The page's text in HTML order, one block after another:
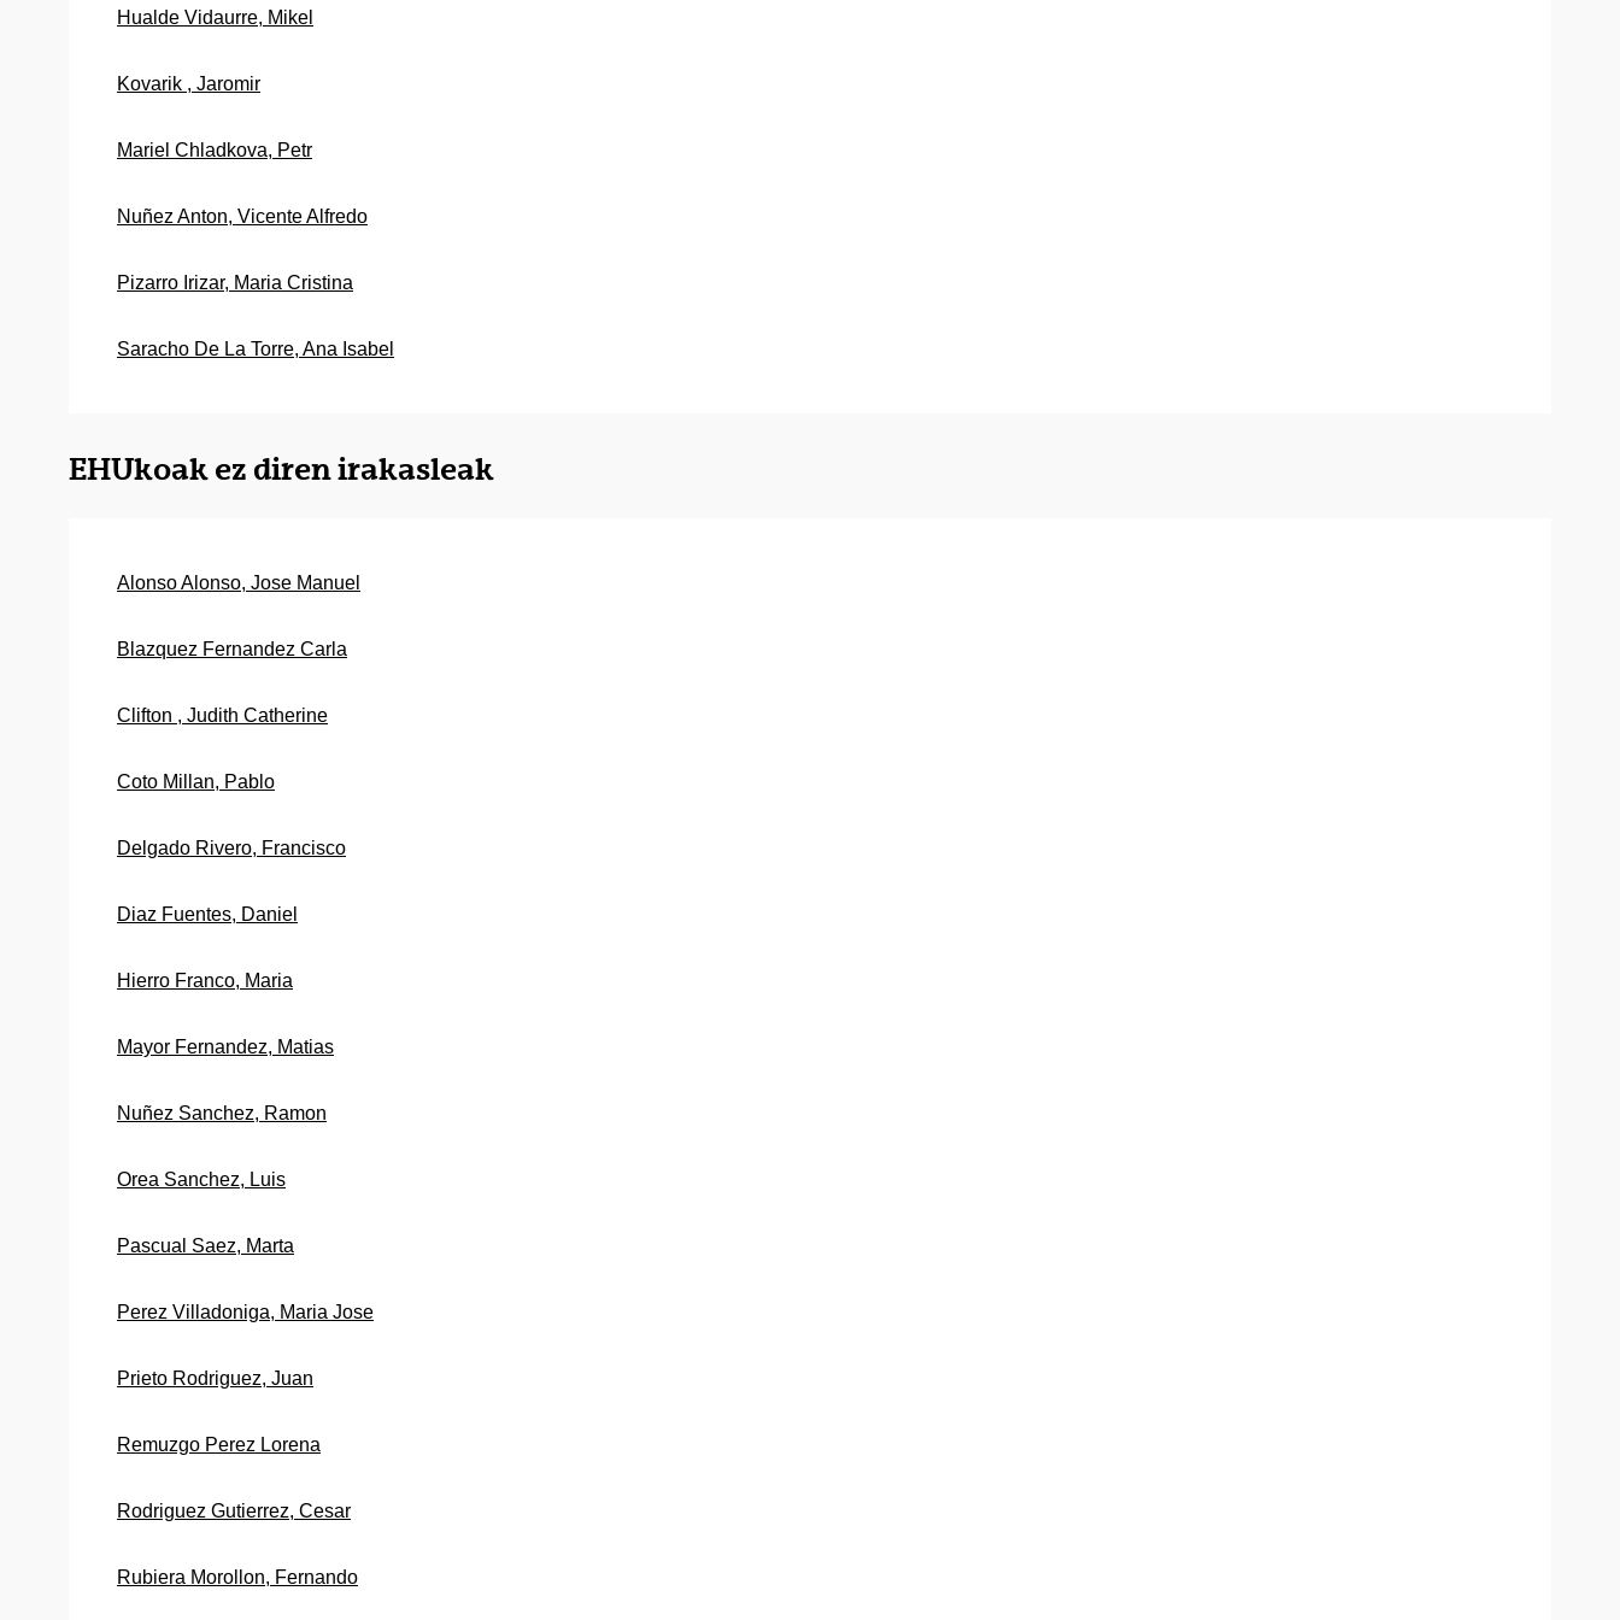
Hualde Vidaurre, Mikel
Kovarik , Jaromir
Mariel Chladkova, Petr
Nuñez Anton, Vicente Alfredo
Pizarro Irizar, Maria Cristina
Saracho De La Torre, Ana Isabel
EHUkoak ez diren irakasleak
Alonso Alonso, Jose Manuel
Blazquez Fernandez Carla
Clifton , Judith Catherine
Coto Millan, Pablo
Delgado Rivero, Francisco
Diaz Fuentes, Daniel
Hierro Franco, Maria
Mayor Fernandez, Matias
Nuñez Sanchez, Ramon
Orea Sanchez, Luis
Pascual Saez, Marta
Perez Villadoniga, Maria Jose
Prieto Rodriguez, Juan
Remuzgo Perez Lorena
Rodriguez Gutierrez, Cesar
Rubiera Morollon, Fernando